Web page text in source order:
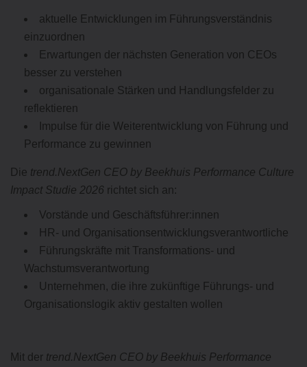
aktuelle Entwicklungen im Führungsverständnis
einzuordnen
Erwartungen der nächsten Generation von CEOs
besser zu verstehen
organisationale Stärken und Handlungsfelder zu
reflektieren
Impulse für die Weiterentwicklung von Führung und
Performance zu gewinnen
Die trend.NextGen CEO by Beekhuis Performance Culture
Impact Studie 2026 richtet sich an:
Vorstände und Geschäftsführer:innen
HR- und Organisationsentwicklungsverantwortliche
Führungskräfte mit Transformations- und
Wachstumsverantwortung
Unternehmen, die ihre zukünftige Führungs- und
Organisationslogik aktiv gestalten wollen
Mit der trend.NextGen CEO by Beekhuis Performance